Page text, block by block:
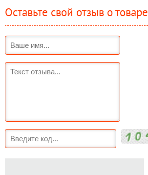
Оставьте свой отзыв о товаре